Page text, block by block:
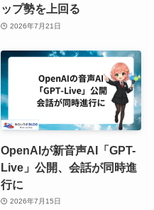
ップ勢を上回る
2026年7月21日
OpenAIが新音声AI「GPT-
Live」公開、会話が同時進
行に
2026年7月15日